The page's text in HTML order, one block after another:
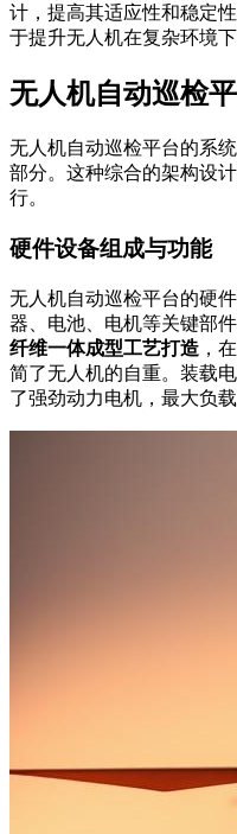
计，提高其适应性和稳定性
于提升无人机在复杂环境下
无人机自动巡检
无人机自动巡检平台的系
部分。这种综合的架构设
行。
硬件设备组成与功能
无人机自动巡检平台的硬
器、电池、电机等关键部件
纤维一体成型工艺打造 ，
简了无人机的自重。装载
了强劲动力电机，最大负载